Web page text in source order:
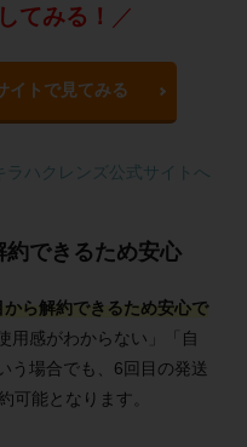
てみる！ ／
イトで見てみる
ラハクレンズ公式サイトへ
できるため安心
ら解約できるため安心で
用感がわからない」「自
う場合でも、6回目の発送
可能となります。